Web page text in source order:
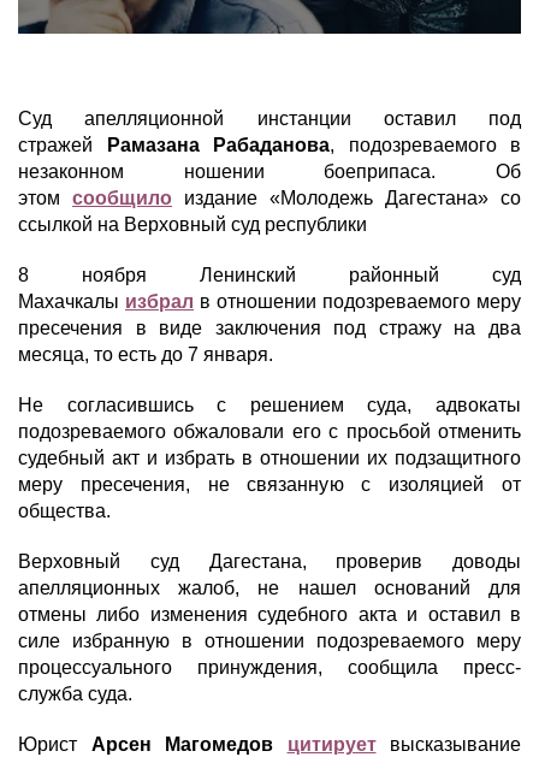
Суд апелляционной инстанции оставил под
стражей
Рамазана Рабаданова, подозреваемого в
незаконном ношении боеприпаса. Об
этом сообщило издание «Молодежь Дагестана» со
ссылкой на Верховный суд республики
8 ноября Ленинский районный суд
Махачкалы избрал в отношении подозреваемого меру
пресечения в виде заключения под стражу на два
месяца, то есть до 7 января.
Не согласившись с решением суда, адвокаты
подозреваемого обжаловали его с просьбой отменить
судебный акт и избрать в отношении их подзащитного
меру пресечения, не связанную с изоляцией от
общества.
Верховный суд Дагестана, проверив доводы
апелляционных жалоб, не нашел оснований для
отмены либо изменения судебного акта и оставил в
силе избранную в отношении подозреваемого меру
процессуального принуждения, сообщила пресс-
служба суда.
Юрист Арсен Магомедов цитируетвысказывание